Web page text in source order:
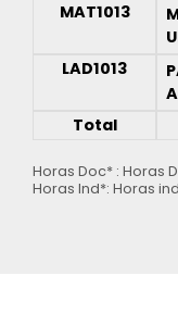
MAT1013
LAD1013
Total
Horas Doc* : Horas
Horas Ind*: Horas